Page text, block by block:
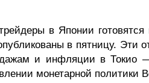
в Японии готовятся
в пятницу.
и инфляции в Токио
монетарной политики